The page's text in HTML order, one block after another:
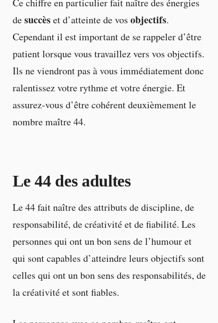
Ce chiffre en particulier fait naître des énergies
desuccèset d’atteinte de vos objectifs.
Cependant il est important de se rappeler d’être
patient lorsque vous travaillez vers vos objectifs.
Ils ne viendront pas à vous immédiatement donc
ralentissez votre rythme et votre énergie. Et
assurez-vous d’être cohérent deuxièmement le
nombre maître 44.
Le 44 des adultes
Le 44 fait naître des attributs de discipline, de
responsabilité, de créativité et de fiabilité. Les
personnes qui ont un bon sens de l’humour et
qui sont capables d’atteindre leurs objectifs sont
celles qui ont un bon sens des responsabilités, de
la créativité et sont fiables.